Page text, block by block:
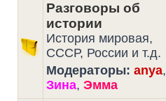
Разговоры об
истории
История мировая,
СССР, России и т.д.
Модераторы: anya,
Зина, Эмма